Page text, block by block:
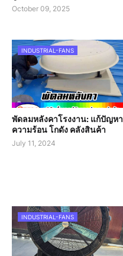
October 09, 2025
INDUSTRIAL-FANS
พัดลมหลังคาโรงงาน: แก้ปัญหา
ความร้อน โกดัง คลังสินค้า
July 11, 2024
INDUSTRIAL-FANS